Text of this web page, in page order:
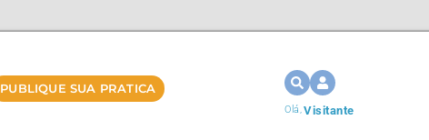
PUBLIQUE SUA PRATICA
Olá,Visitante